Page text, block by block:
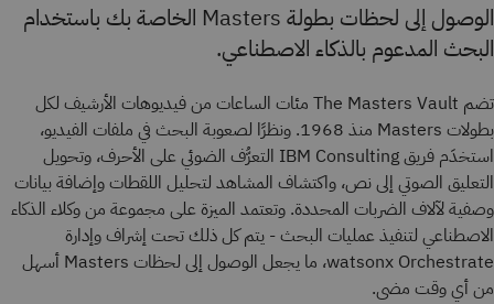
الوصول إلى لحظات بطولة Masters الخاصة بك باستخدام
البحث المدعوم بالذكاء الاصطناعي.
تضم The Masters Vault مئات الساعات من فيديوهات الأرشيف لكل
بطولات Masters منذ 1968. ونظرًا لصعوبة البحث في ملفات الفيديو،
استخدَم فريق IBM Consulting التعرُّف الضوئي على الأحرف، وتحويل
التعليق الصوتي إلى نص، واكتشاف المشاهد لتحليل اللقطات وإضافة بيانات
وصفية لآلاف الضربات المحددة. وتعتمد الميزة على مجموعة من وكلاء الذكاء
الاصطناعي لتنفيذ عمليات البحث - يتم كل ذلك تحت إشراف وإدارة
watsonx Orchestrate، ما يجعل الوصول إلى لحظات Masters أسهل
من أي وقت مضى.